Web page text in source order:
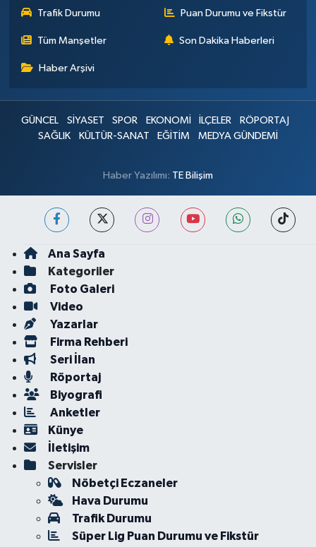
Trafik Durumu Puan Durumu ve Fikstür
Tüm Manşetler Son Dakika Haberleri
Haber Arşivi
GÜNCEL SİYASET SPOR EKONOMİ İLÇELER
RÖPORTAJ
SAĞLIK
KÜLTÜR-SANAT EĞİTİM MEDYA GÜNDEMİ
Haber Yazılımı: TE Bilişim
Ana Sayfa
Kategoriler
Foto Galeri
Video
Yazarlar
Firma Rehberi
Seri İlan
Röportaj
Biyografi
Anketler
Künye
İletişim
Servisler
Nöbetçi Eczaneler
Hava Durumu
Trafik Durumu
Süper Lig Puan Durumu ve Fikstür